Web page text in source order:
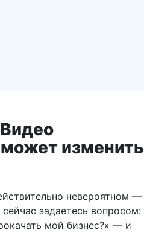
изменить
невероятном —
задаетесь вопросом:
мой бизнес?» — и